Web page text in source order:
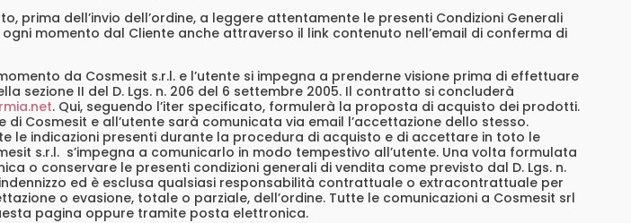
prima dell’invio dell’ordine, a leggere attentamente le presenti Condizioni Generali
momento dal Cliente anche attraverso il link contenuto nell’email di conferma di
da Cosmesit s.r.l. e l’utente si impegna a prenderne visione prima di effettuare
sezione II del D. Lgs. n. 206 del 6 settembre 2005. Il contratto si concluderà
. Qui, seguendo l’iter specificato, formulerà la proposta di acquisto dei prodotti.
e all’utente sarà comunicata via email l’accettazione dello stesso.
le indicazioni presenti durante la procedura di acquisto e di accettare in toto le
s.r.l. s’impegna a comunicarlo in modo tempestivo all’utente. Una volta formulata
o conservare le presenti condizioni generali di vendita come previsto dal D. Lgs. n.
ed è esclusa qualsiasi responsabilità contrattuale o extracontrattuale per
o evasione, totale o parziale, dell’ordine. Tutte le comunicazioni a Cosmesit srl
pagina oppure tramite posta elettronica.